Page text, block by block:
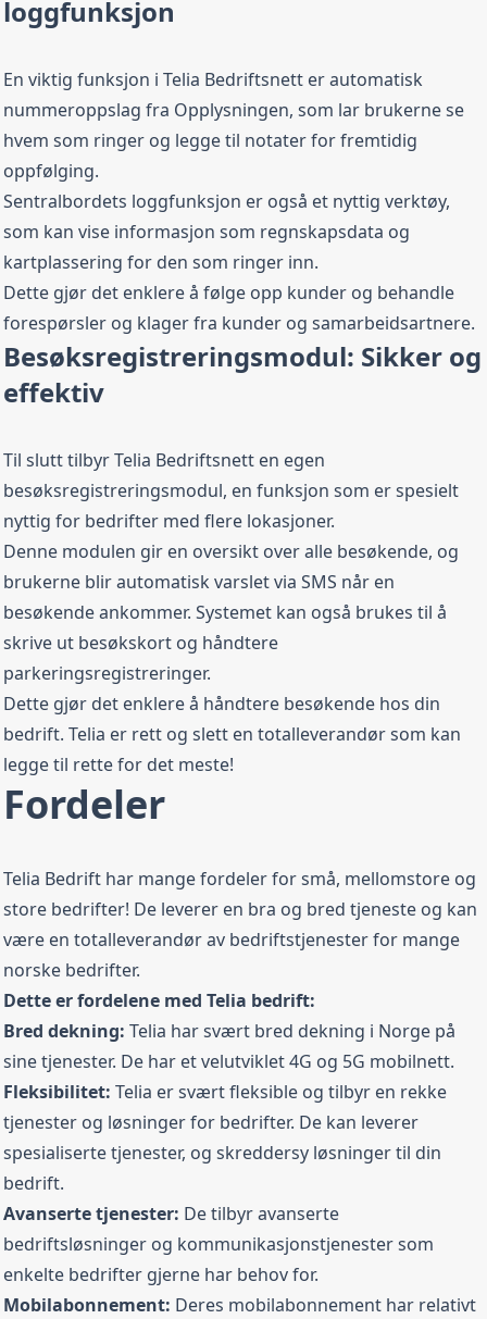
loggfunksjon
En viktig funksjon i Telia Bedriftsnett er automatisk
nummeroppslag fra Opplysningen, som lar brukerne se
hvem som ringer og legge til notater for fremtidig
oppfølging.
Sentralbordets loggfunksjon er også et nyttig verktøy,
som kan vise informasjon som regnskapsdata og
kartplassering for den som ringer inn.
Dette gjør det enklere å følge opp kunder og behandle
forespørsler og klager fra kunder og samarbeidsartnere.
Besøksregistreringsmodul: Sikker og
effektiv
Til slutt tilbyr Telia Bedriftsnett en egen
besøksregistreringsmodul, en funksjon som er spesielt
nyttig for bedrifter med flere lokasjoner.
Denne modulen gir en oversikt over alle besøkende, og
brukerne blir automatisk varslet via SMS når en
besøkende ankommer. Systemet kan også brukes til å
skrive ut besøkskort og håndtere
parkeringsregistreringer.
Dette gjør det enklere å håndtere besøkende hos din
bedrift. Telia er rett og slett en totalleverandør som kan
legge til rette for det meste!
Fordeler
Telia Bedrift har mange fordeler for små, mellomstore og
store bedrifter! De leverer en bra og bred tjeneste og kan
være en totalleverandør av bedriftstjenester for mange
norske bedrifter.
Dette er fordelene med Telia bedrift:
Bred dekning: Telia har svært bred dekning i Norge på
sine tjenester. De har et velutviklet 4G og 5G mobilnett.
Fleksibilitet: Telia er svært fleksible og tilbyr en rekke
tjenester og løsninger for bedrifter. De kan leverer
spesialiserte tjenester, og skreddersy løsninger til din
bedrift.
Avanserte tjenester: De tilbyr avanserte
bedriftsløsninger og kommunikasjonstjenester som
enkelte bedrifter gjerne har behov for.
Mobilabonnement: Deres mobilabonnement har relativt